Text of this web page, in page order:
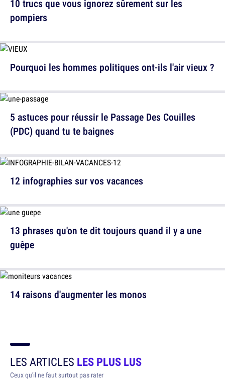
10 trucs que vous ignorez sûrement sur les
pompiers
5 astuces pour réussir le Passage Des Couilles
(PDC) quand tu te baignes
13 phrases qu'on te dit toujours quand il y a une
guêpe
Pourquoi les hommes politiques ont-ils l'air vieux ?
12 infographies sur vos vacances
14 raisons d'augmenter les monos
LES ARTICLES LES PLUS LUS
Ceux qu'il ne faut surtout pas rater